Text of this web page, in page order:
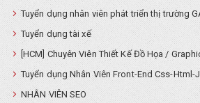
Tuyển dụng nhân viên phát triển thị trường
Tuyển dụng tài xế
[HCM] Chuyên Viên Thiết Kế Đồ Họa /
Tuyển dụng Nhân Viên Front-End Css-Html-
NHÂN VIÊN SEO